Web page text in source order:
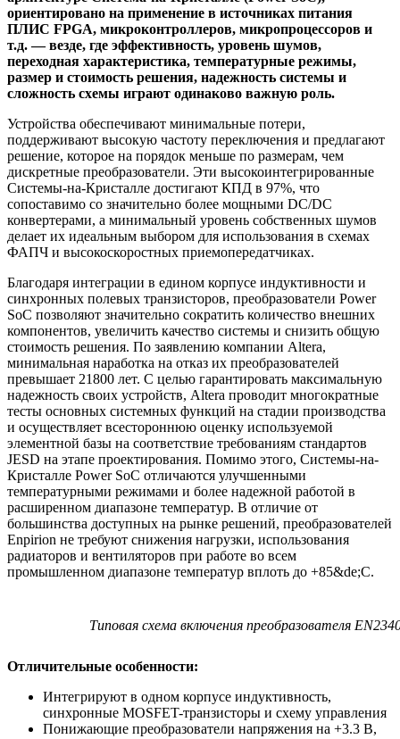
ориентировано на применение в источниках питания
ПЛИС FPGA, микроконтроллеров, микропроцессоров и
т.д. — везде, где эффективность, уровень шумов,
переходная характеристика, температурные режимы,
размер и стоимость решения, надежность системы и
сложность схемы играют одинаково важную роль.
Устройства обеспечивают минимальные потери,
поддерживают высокую частоту переключения и предлагают
решение, которое на порядок меньше по размерам, чем
дискретные преобразователи. Эти высокоинтегрированные
Системы-на-Кристалле достигают КПД в 97%, что
сопоставимо со значительно более мощными DC/DC
конвертерами, а минимальный уровень собственных шумов
делает их идеальным выбором для использования в схемах
ФАПЧ и высокоскоростных приемопередатчиках.
Благодаря интеграции в едином корпусе индуктивности и
синхронных полевых транзисторов, преобразователи Power
SoC позволяют значительно сократить количество внешних
компонентов, увеличить качество системы и снизить общую
стоимость решения. По заявлению компании Altera,
минимальная наработка на отказ их преобразователей
превышает 21800 лет. С целью гарантировать максимальную
надежность своих устройств, Altera проводит многократные
тесты основных системных функций на стадии производства
и осуществляет всестороннюю оценку используемой
элементной базы на соответствие требованиям стандартов
JESD на этапе проектирования. Помимо этого, Системы-на-
Кристалле Power SoC отличаются улучшенными
температурными режимами и более надежной работой в
расширенном диапазоне температур. В отличие от
большинства доступных на рынке решений, преобразователей
Enpirion не требуют снижения нагрузки, использования
радиаторов и вентиляторов при работе во всем
промышленном диапазоне температур вплоть до +85&de;C.
Типовая схема включения преобразователя
Отличительные особенности:
Интегрируют в одном корпусе индуктивность,
синхронные MOSFET-транзисторы и схему управления
Понижающие преобразователи напряжения на +3.3 В,